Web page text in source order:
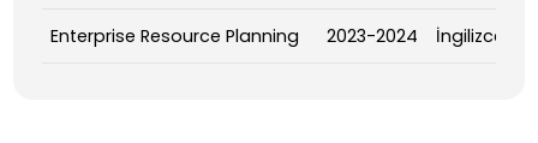
Enterprise Resource Planning 2023-2024 İngilizce